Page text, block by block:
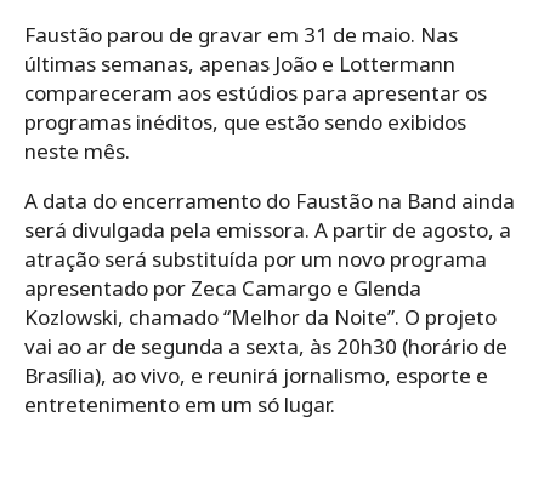
Faustão parou de gravar em 31 de maio. Nas
últimas semanas, apenas João e Lottermann
compareceram aos estúdios para apresentar os
programas inéditos, que estão sendo exibidos
neste mês.
A data do encerramento do Faustão na Band ainda
será divulgada pela emissora. A partir de agosto, a
atração será substituída por um novo programa
apresentado por Zeca Camargo e Glenda
Kozlowski, chamado “Melhor da Noite”. O projeto
vai ao ar de segunda a sexta, às 20h30 (horário de
Brasília), ao vivo, e reunirá jornalismo, esporte e
entretenimento em um só lugar.